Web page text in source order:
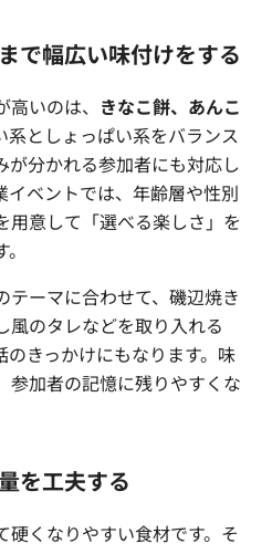
で幅広い味付けをする
いのは、 きなこ餅、あんこ
系としょっぱい系をバランス
が分かれる参加者にも対応し
イベントでは、年齢層や性別
用意して「選べる楽しさ」を
テーマに合わせて、磯辺焼き
風のタレなどを取り入れる
のきっかけにもなります。味
参加者の記憶に残りやすくな
を工夫する
くなりやすい食材です。そ